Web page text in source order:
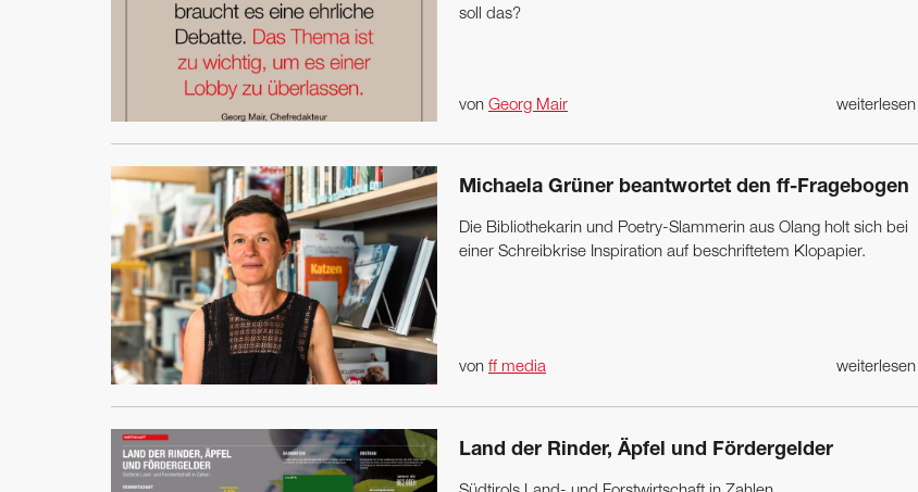
soll das?
weiterlesen
von Georg Mair
Michaela Grüner beantwortet den ff-Fragebogen
Die Bibliothekarin und Poetry-Slammerin aus Olang holt sich bei
einer Schreibkrise Inspiration auf beschriftetem Klopapier.
weiterlesen
von ff media
Land der Rinder, Äpfel und Fördergelder